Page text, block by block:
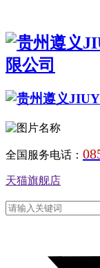
全国服务电话：
天猫旗舰店